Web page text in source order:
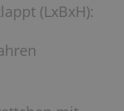
(LxBxH):